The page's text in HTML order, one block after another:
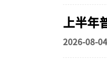
上半年
2026-08-04